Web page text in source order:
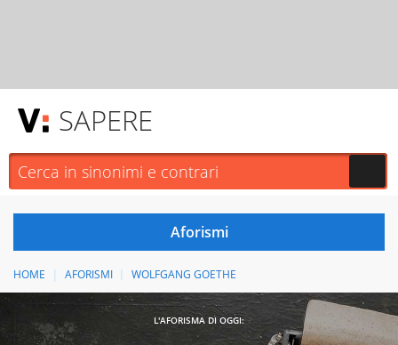
SAPERE
HOME AFORISMI WOLFGANG GOETHE
L'AFORISMA DI OGGI: